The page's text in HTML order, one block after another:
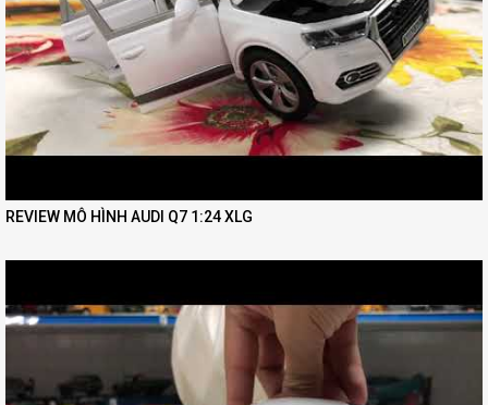
REVIEW MÔ HÌNH AUDI Q7 1:24 XLG